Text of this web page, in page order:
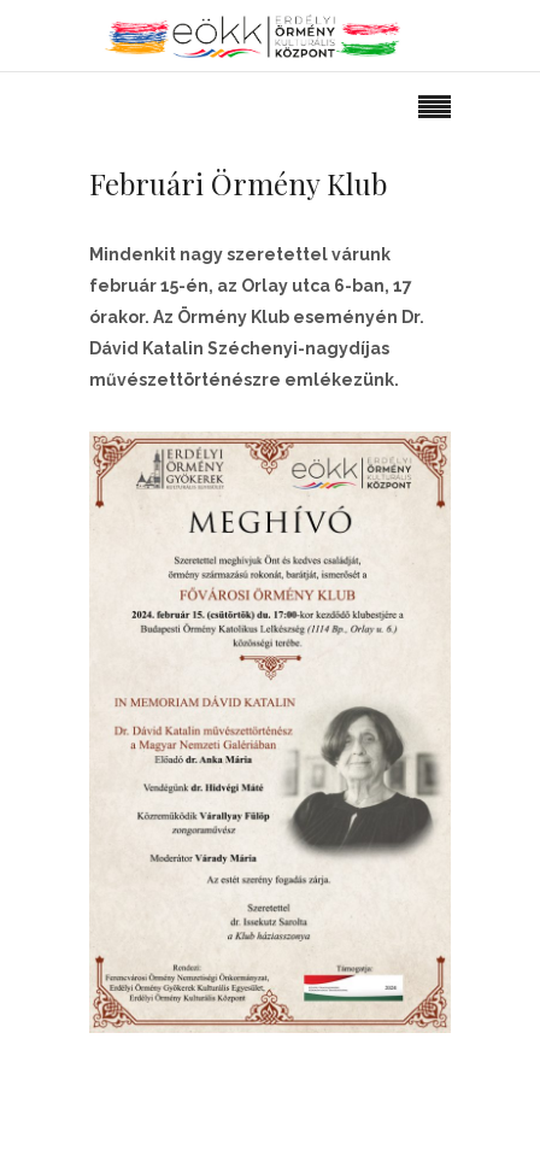
Februári Örmény Klub
Mindenkit nagy szeretettel várunk
február 15-én, az Orlay utca 6-ban, 17
órakor. Az Örmény Klub eseményén Dr.
Dávid Katalin Széchenyi-nagydíjas
művészettörténészre emlékezünk.